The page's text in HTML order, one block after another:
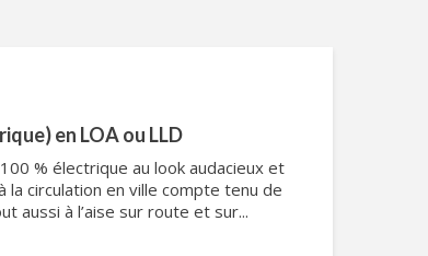
en LOA ou LLD
% électrique au look audacieux et
circulation en ville compte tenu de
aussi à l’aise sur route et sur...